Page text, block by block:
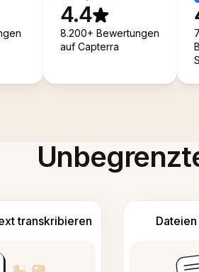
4.4
8.200+ Bewertungen
auf Capterra
transkribieren